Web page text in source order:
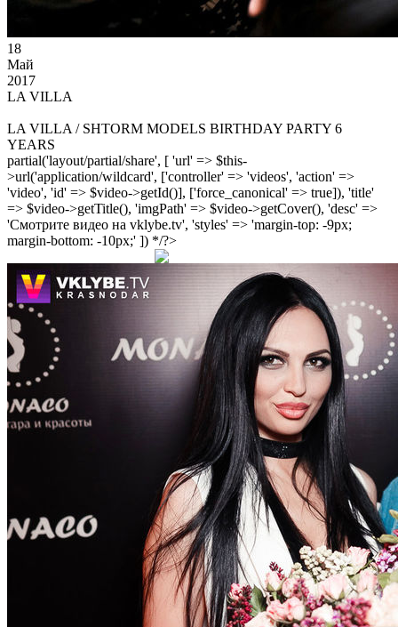
18
Май
2017
LA VILLA
LA VILLA / SHTORM MODELS BIRTHDAY PARTY 6
YEARS
partial('layout/partial/share', [ 'url' => $this-
>url('application/wildcard', ['controller' => 'videos', 'action' =>
'video', 'id' => $video->getId()], ['force_canonical' => true]), 'title'
=> $video->getTitle(), 'imgPath' => $video->getCover(), 'desc' =>
'Смотрите видео на vklybe.tv', 'styles' => 'margin-top: -9px;
margin-bottom: -10px;' ]) */?>